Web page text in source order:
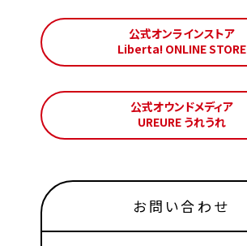
公式オンラインストア
Liberta! ONLINE STORE
公式オウンドメディア
UREURE うれうれ
お問い合わせ